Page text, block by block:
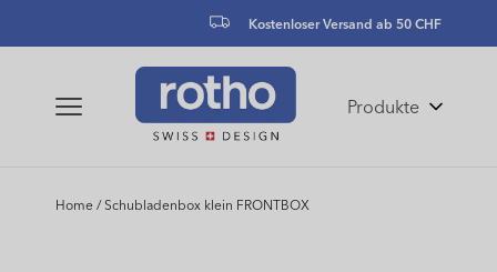
Inhalt
Kostenloser Versand ab 50 CHF
Produkte
Home/Schubladenbox klein FRONTBOX